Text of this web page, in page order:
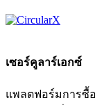
เซอร์คูลาร์เอกซ์
แพลตฟอร์มการซื้